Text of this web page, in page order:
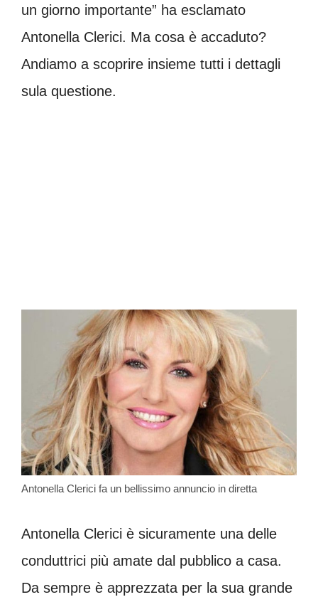
un giorno importante” ha esclamato
Antonella Clerici. Ma cosa è accaduto?
Andiamo a scoprire insieme tutti i dettagli
sula questione.
Antonella Clerici fa un bellissimo annuncio in diretta
Antonella Clerici è sicuramente una delle
conduttrici più amate dal pubblico a casa.
Da sempre è apprezzata per la sua grande